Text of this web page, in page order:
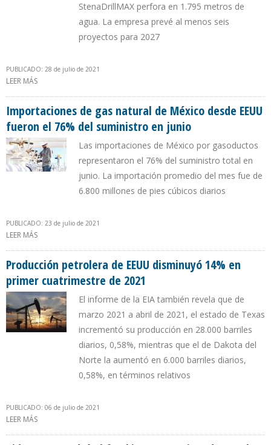
StenaDrillMAX perfora en 1.795 metros de
agua. La empresa prevé al menos seis
proyectos para 2027
PUBLICADO: 28 de julio de 2021
LEER MÁS
Importaciones de gas natural de México desde EEUU
fueron el 76% del suministro en junio
Las importaciones de México por gasoductos
representaron el 76% del suministro total en
junio. La importación promedio del mes fue de
6.800 millones de pies cúbicos diarios
PUBLICADO: 23 de julio de 2021
LEER MÁS
Producción petrolera de EEUU disminuyó 14% en
primer cuatrimestre de 2021
El informe de la EIA también revela que de
marzo 2021 a abril de 2021, el estado de Texas
incrementó su producción en 28.000 barriles
diarios, 0,58%, mientras que el de Dakota del
Norte la aumentó en 6.000 barriles diarios,
0,58%, en términos relativos
PUBLICADO: 06 de julio de 2021
LEER MÁS